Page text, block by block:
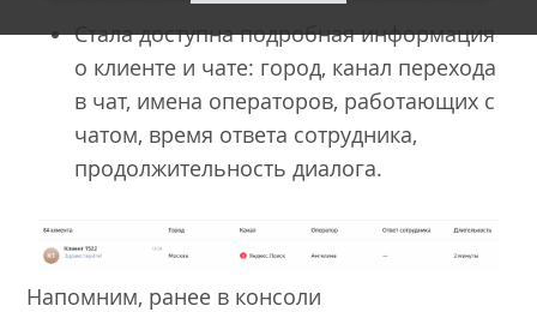
Стала доступна подробная информация
о клиенте и чате: город, канал перехода
в чат, имена операторов, работающих с
чатом, время ответа сотрудника,
продолжительность диалога.
Напомним, ранее в консоли